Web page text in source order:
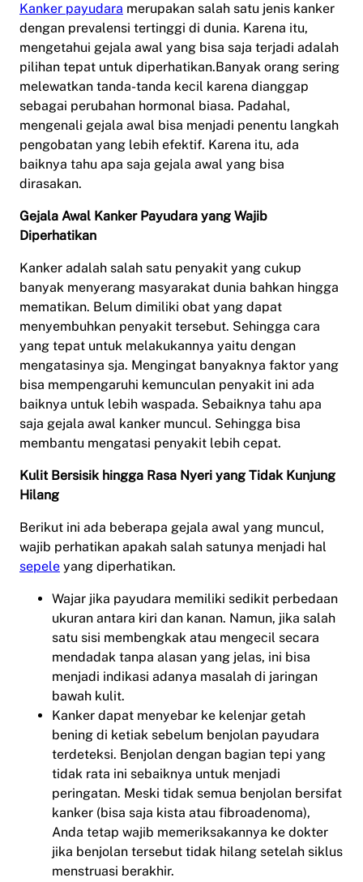
Kanker payudara merupakan salah satu jenis kanker
dengan prevalensi tertinggi di dunia. Karena itu,
mengetahui gejala awal yang bisa saja terjadi adalah
pilihan tepat untuk diperhatikan.Banyak orang sering
melewatkan tanda-tanda kecil karena dianggap
sebagai perubahan hormonal biasa. Padahal,
mengenali gejala awal bisa menjadi penentu langkah
pengobatan yang lebih efektif. Karena itu, ada
baiknya tahu apa saja gejala awal yang bisa
dirasakan.
Gejala Awal Kanker Payudara yang Wajib
Diperhatikan
Kanker adalah salah satu penyakit yang cukup
banyak menyerang masyarakat dunia bahkan hingga
mematikan. Belum dimiliki obat yang dapat
menyembuhkan penyakit tersebut. Sehingga cara
yang tepat untuk melakukannya yaitu dengan
mengatasinya sja. Mengingat banyaknya faktor yang
bisa mempengaruhi kemunculan penyakit ini ada
baiknya untuk lebih waspada. Sebaiknya tahu apa
saja gejala awal kanker muncul. Sehingga bisa
membantu mengatasi penyakit lebih cepat.
Kulit Bersisik hingga Rasa Nyeri yang Tidak Kunjung
Hilang
Berikut ini ada beberapa gejala awal yang muncul,
wajib perhatikan apakah salah satunya menjadi hal
sepele yang diperhatikan.
Wajar jika payudara memiliki sedikit perbedaan
ukuran antara kiri dan kanan. Namun, jika salah
satu sisi membengkak atau mengecil secara
mendadak tanpa alasan yang jelas, ini bisa
menjadi indikasi adanya masalah di jaringan
bawah kulit.
Kanker dapat menyebar ke kelenjar getah
bening di ketiak sebelum benjolan payudara
terdeteksi. Benjolan dengan bagian tepi yang
tidak rata ini sebaiknya untuk menjadi
peringatan. Meski tidak semua benjolan bersifat
kanker (bisa saja kista atau fibroadenoma),
Anda tetap wajib memeriksakannya ke dokter
jika benjolan tersebut tidak hilang setelah siklus
menstruasi berakhir.